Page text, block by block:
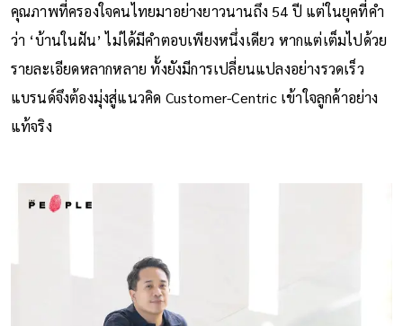
คุณภาพที่ครองใจคนไทยมาอย่างยาวนานถึง 54 ปี แต่ในยุคที่คำ
ว่า ‘บ้านในฝัน’ ไม่ได้มีคำตอบเพียงหนึ่งเดียว หากแต่เต็มไปด้วย
รายละเอียดหลากหลาย ทั้งยังมีการเปลี่ยนแปลงอย่างรวดเร็ว
แบรนด์จึงต้องมุ่งสู่แนวคิด Customer-Centric เข้าใจลูกค้าอย่าง
แท้จริง